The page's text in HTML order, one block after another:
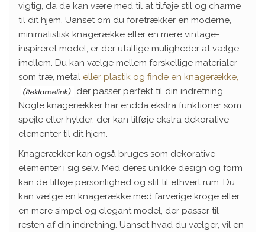
vigtig, da de kan være med til at tilføje stil og charme
til dit hjem. Uanset om du foretrækker en moderne,
minimalistisk knagerække eller en mere vintage-
inspireret model, er der utallige muligheder at vælge
imellem. Du kan vælge mellem forskellige materialer
som træ, metal eller plastik og finde en knagerække,
der passer perfekt til din indretning.
Nogle knagerækker har endda ekstra funktioner som
spejle eller hylder, der kan tilføje ekstra dekorative
elementer til dit hjem.
Knagerækker kan også bruges som dekorative
elementer i sig selv. Med deres unikke design og form
kan de tilføje personlighed og stil til ethvert rum. Du
kan vælge en knagerække med farverige kroge eller
en mere simpel og elegant model, der passer til
resten af ​​din indretning. Uanset hvad du vælger, vil en